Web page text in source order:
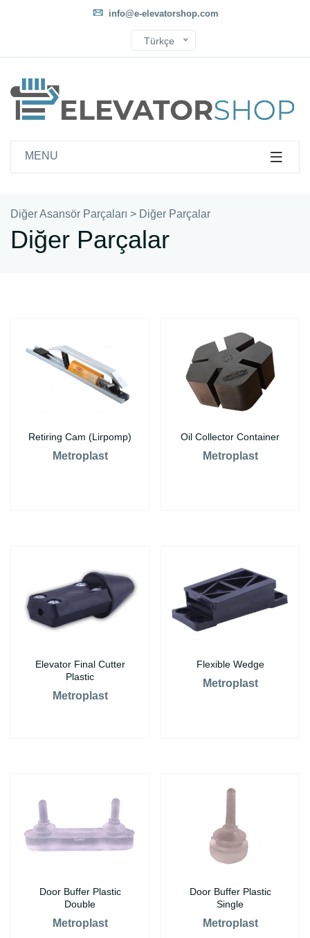
info@e-elevatorshop.com
Türkçe
MENU
Diğer Asansör Parçaları > Diğer Parçalar
Diğer Parçalar
Retiring Cam (Lirpomp)
Metroplast
Oil Collector Container
Metroplast
Elevator Final Cutter
Plastic
Metroplast
Flexible Wedge
Metroplast
Door Buffer Plastic
Double
Metroplast
Door Buffer Plastic
Single
Metroplast